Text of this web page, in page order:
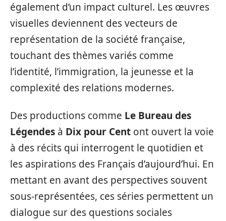
également d’un impact culturel. Les œuvres
visuelles deviennent des vecteurs de
représentation de la société française,
touchant des thèmes variés comme
l’identité, l’immigration, la jeunesse et la
complexité des relations modernes.
Des productions comme Le Bureau des
Légendes à Dix pour Cent ont ouvert la voie
à des récits qui interrogent le quotidien et
les aspirations des Français d’aujourd’hui. En
mettant en avant des perspectives souvent
sous-représentées, ces séries permettent un
dialogue sur des questions sociales